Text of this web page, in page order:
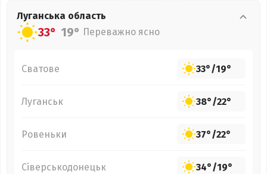
Луганська область
33° 19° Переважно ясно
Сватове 33°/19°
Луганськ 38°/22°
Ровеньки 37°/22°
Сіверськодонецьк 34°/19°